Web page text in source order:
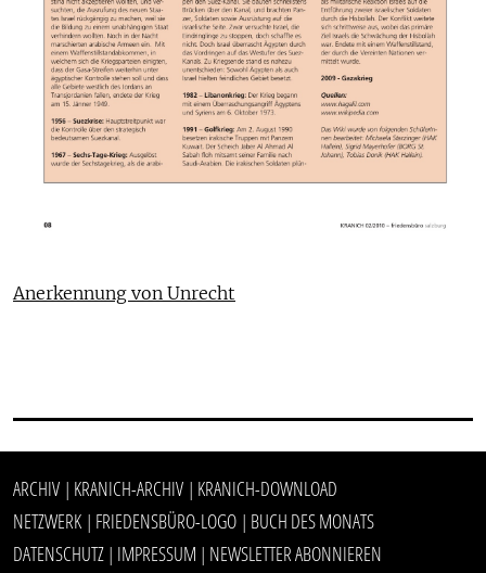
Anerkennung von Unrecht
ARCHIV | KRANICH-ARCHIV | KRANICH-DOWNLOAD
NETZWERK | FRIEDENSBÜRO-LOGO | BUCH DES MONATS
DATENSCHUTZ | IMPRESSUM | NEWSLETTER ABONNIEREN